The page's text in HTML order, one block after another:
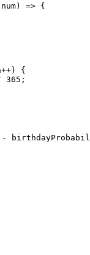
num) => {
{
365 ;
-